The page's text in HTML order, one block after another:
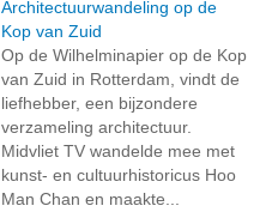
Architectuurwandeling op de
Kop van Zuid
Op de Wilhelminapier op de Kop
van Zuid in Rotterdam, vindt de
liefhebber, een bijzondere
verzameling architectuur.
Midvliet TV wandelde mee met
kunst- en cultuurhistoricus Hoo
Man Chan en maakte...